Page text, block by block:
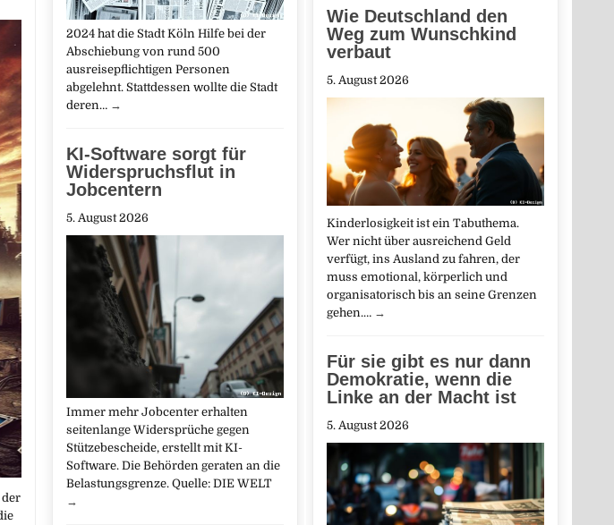
der
Wie Deutschland den
Weg zum Wunschkind
verbaut
5. August 2026
Kinderlosigkeit ist ein Tabuthema.
Wer nicht über ausreichend Geld
verfügt, ins Ausland zu fahren, der
muss emotional, körperlich und
organisatorisch bis an seine Grenzen
gehen.… →
Für sie gibt es nur dann
Demokratie, wenn die
Linke an der Macht ist
5. August 2026
2024 hat die Stadt Köln Hilfe bei der
Abschiebung von rund 500
ausreisepflichtigen Personen
abgelehnt. Stattdessen wollte die Stadt
deren… →
KI-Software sorgt für
Widerspruchsflut in
Jobcentern
5. August 2026
Immer mehr Jobcenter erhalten
seitenlange Widersprüche gegen
Stützebescheide, erstellt mit KI-
Software. Die Behörden geraten an die
Belastungsgrenze. Quelle: DIE WELT
→